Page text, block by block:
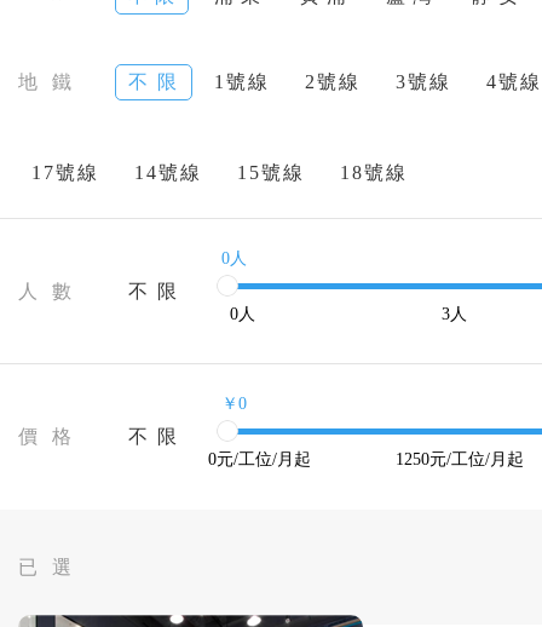
地 鐵 不 限 1號線 2號線 3號線 4號線
17號線 14號線 15號線 18號線
人 數 不 限
0人
0人 3人
價 格 不 限
￥0
0元/工位/月起 1250元/工位/月起
已 選